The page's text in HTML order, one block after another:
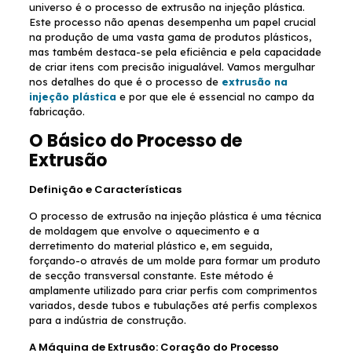
universo é o processo de extrusão na injeção plástica.
Este processo não apenas desempenha um papel crucial
na produção de uma vasta gama de produtos plásticos,
mas também destaca-se pela eficiência e pela capacidade
de criar itens com precisão inigualável. Vamos mergulhar
nos detalhes do que é o processo de extrusão na
injeção plásticae por que ele é essencial no campo da
fabricação.
O Básico do Processo de
Extrusão
Definição e Características
O processo de extrusão na injeção plástica é uma técnica
de moldagem que envolve o aquecimento e a
derretimento do material plástico e, em seguida,
forçando-o através de um molde para formar um produto
de secção transversal constante. Este método é
amplamente utilizado para criar perfis com comprimentos
variados, desde tubos e tubulações até perfis complexos
para a indústria de construção.
A Máquina de Extrusão: Coração do Processo